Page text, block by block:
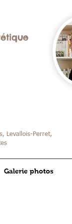
Levallois-Perret,
Galerie photos